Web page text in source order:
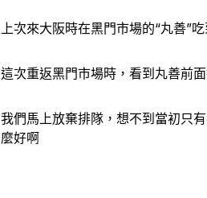
上次來大阪時在黑門市場的“丸善”
這次重返黑門市場時，看到丸善前
我們馬上放棄排隊，想不到當初只
麼好啊